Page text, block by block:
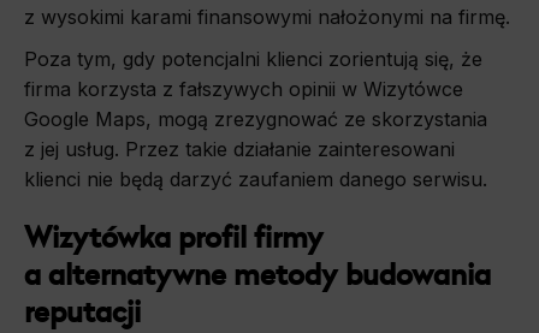
z wysokimi karami finansowymi nałożonymi na firmę.
Poza tym, gdy potencjalni klienci zorientują się, że
firma korzysta z fałszywych opinii w Wizytówce
Google Maps, mogą zrezygnować ze skorzystania
z jej usług. Przez takie działanie zainteresowani
klienci nie będą darzyć zaufaniem danego serwisu.
Wizytówka profil firmy
a alternatywne metody budowania
reputacji